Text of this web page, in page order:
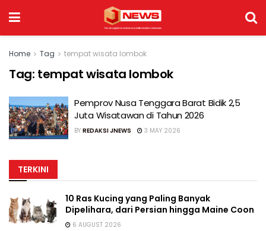
Home Tag tempat wisata lombok
Tag: tempat wisata lombok
Pemprov Nusa Tenggara Barat Bidik 2,5
Juta Wisatawan di Tahun 2026
BY REDAKSI JNEWS 3 MAY 2026
TERKINI
10 Ras Kucing yang Paling Banyak
Dipelihara, dari Persian hingga Maine Coon
6 AUGUST 2026